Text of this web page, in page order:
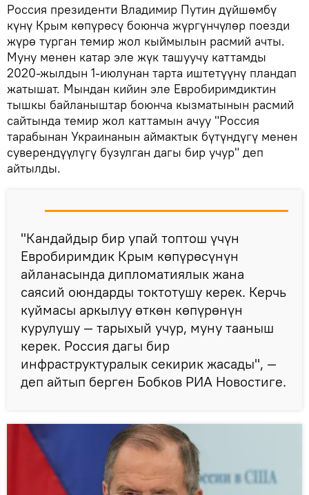
Россия президенти Владимир Путин дүйшөмбү
күнү Крым көпүрөсү боюнча жүргүнчүлөр поезди
жүрө турган темир жол кыймылын расмий ачты.
Муну менен катар эле жүк ташуучу каттамды
2020-жылдын 1-июлунан тарта иштетүүнү пландап
жатышат. Мындан кийин эле Евробиримдиктин
тышкы байланыштар боюнча кызматынын расмий
сайтында темир жол каттамын ачуу "Россия
тарабынан Украинанын аймактык бүтүндүгү менен
суверендүүлүгү бузулган дагы бир учур" деп
айтылды.
"Кандайдыр бир упай топтош үчүн
Евробиримдик Крым көпүрөсүнүн
айланасында дипломатиялык жана
саясий оюндарды токтотушу керек. Керчь
куймасы аркылуу өткөн көпүрөнүн
курулушу — тарыхый учур, муну тааныш
керек. Россия дагы бир
инфраструктуралык секирик жасады", —
деп айтып берген Бобков РИА Новостиге.